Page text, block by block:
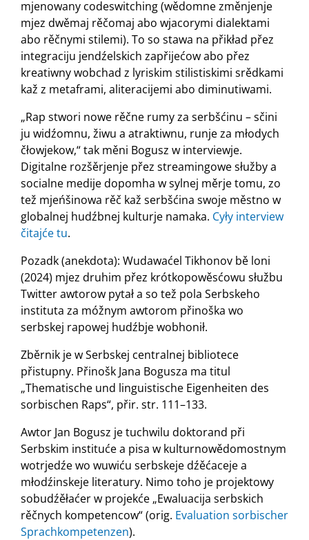
mjenowany codeswitching (wědomne změnjenje
mjez dwěmaj rěčomaj abo wjacorymi dialektami
abo rěčnymi stilemi). To so stawa na přikład přez
integraciju jendźelskich zapřijećow abo přez
kreatiwny wobchad z lyriskim stilistiskimi srědkami
kaž z metaframi, aliteracijemi abo diminutiwami.
„Rap stwori nowe rěčne rumy za serbšćinu – sčini
ju widźomnu, žiwu a atraktiwnu, runje za młodych
čłowjekow,“ tak měni Bogusz w interviewje.
Digitalne rozšěrjenje přez streamingowe słužby a
socialne medije dopomha w sylnej měrje tomu, zo
tež mjeńšinowa rěč kaž serbšćina swoje městno w
globalnej hudźbnej kulturje namaka. Cyły interview
čitajće tu.
Pozadk (anekdota): Wudawaćel Tikhonov bě loni
(2024) mjez druhim přez krótkopowěsćowu słužbu
Twitter awtorow pytał a so tež pola Serbskeho
instituta za móžnym awtorom přinoška wo
serbskej rapowej hudźbje wobhonił.
Zběrnik je w Serbskej centralnej bibliotece
přistupny. Přinošk Jana Bogusza ma titul
„Thematische und linguistische Eigenheiten des
sorbischen Raps“, přir. str. 111–133.
Awtor Jan Bogusz je tuchwilu doktorand při
Serbskim instituće a pisa w kulturnowědomostnym
wotrjedźe wo wuwiću serbskeje dźěćaceje a
młodźinskeje literatury. Nimo toho je projektowy
sobudźěłaćer w projekće „Ewaluacija serbskich
rěčnych kompetencow“ (orig. Evaluation sorbischer
Sprachkompetenzen).